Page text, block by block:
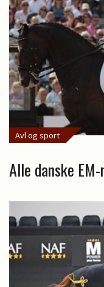
Avl og sport
Alle danske